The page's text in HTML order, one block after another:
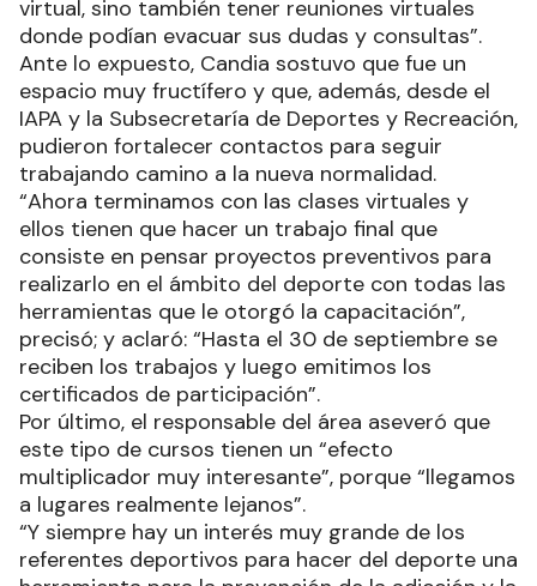
virtual, sino también tener reuniones virtuales
donde podían evacuar sus dudas y consultas”.
Ante lo expuesto, Candia sostuvo que fue un
espacio muy fructífero y que, además, desde el
IAPA y la Subsecretaría de Deportes y Recreación,
pudieron fortalecer contactos para seguir
trabajando camino a la nueva normalidad.
“Ahora terminamos con las clases virtuales y
ellos tienen que hacer un trabajo final que
consiste en pensar proyectos preventivos para
realizarlo en el ámbito del deporte con todas las
herramientas que le otorgó la capacitación”,
precisó; y aclaró: “Hasta el 30 de septiembre se
reciben los trabajos y luego emitimos los
certificados de participación”.
Por último, el responsable del área aseveró que
este tipo de cursos tienen un “efecto
multiplicador muy interesante”, porque “llegamos
a lugares realmente lejanos”.
“Y siempre hay un interés muy grande de los
referentes deportivos para hacer del deporte una